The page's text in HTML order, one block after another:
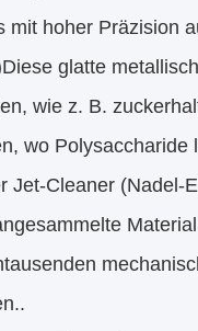
hoher Präzision
glatte
wie z. B.
wo
Cleaner (Nadel-